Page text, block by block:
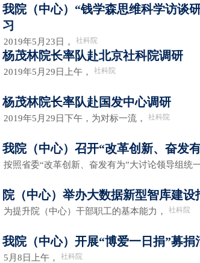
我院（中心）“钱学森思维科学访谈
习
2019年5月23日， 社科院
杨茂林院长率队赴北京社科院调研
2019年5月29日上午， 社科院
杨茂林院长率队赴国发中心调研
2019年5月29日下午，为对标一流， 社科院
我院（中心）召开“改革创新、奋发
按照省委“改革创新、奋发有为”大讨论领导组统
院（中心）举办大数据新型智库建设
为提升院（中心）干部职工的基本能力， 社科院
我院（中心）开展“博爱一日捐”募捐
5月8日上午， 社科院